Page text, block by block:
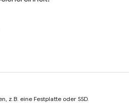
z.B. eine Festplatte oder SSD.